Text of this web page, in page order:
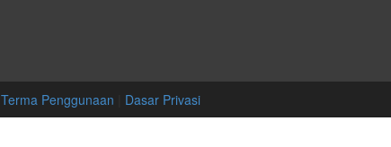
Terma Penggunaan Dasar Privasi